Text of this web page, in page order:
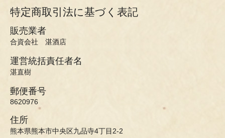
特定商取引法に基づく表記
販売業者
合資会社 湛酒店
運営統括責任者名
湛直樹
郵便番号
8620976
住所
熊本県熊本市中央区九品寺4丁目2-2